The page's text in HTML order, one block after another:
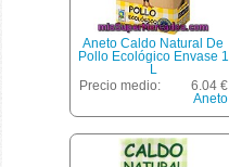
Aneto Caldo Natural De
Pollo Ecológico Envase 1
L
Precio medio:
6.04 €
Aneto